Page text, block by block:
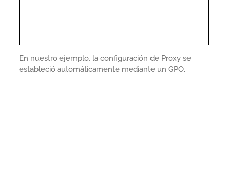
En nuestro ejemplo, la configuración de Proxy se
estableció automáticamente mediante un GPO.